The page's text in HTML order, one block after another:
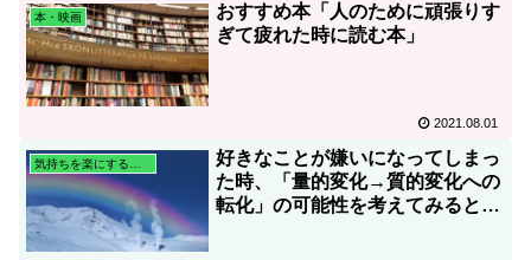
本・映画
おすすめ本「人のために頑張りす
ぎて疲れた時に読む本」
2021.08.01
好きなことが嫌いになってしまっ
た時、「量的変化→質的変化への
転化」の可能性を考えてみると良